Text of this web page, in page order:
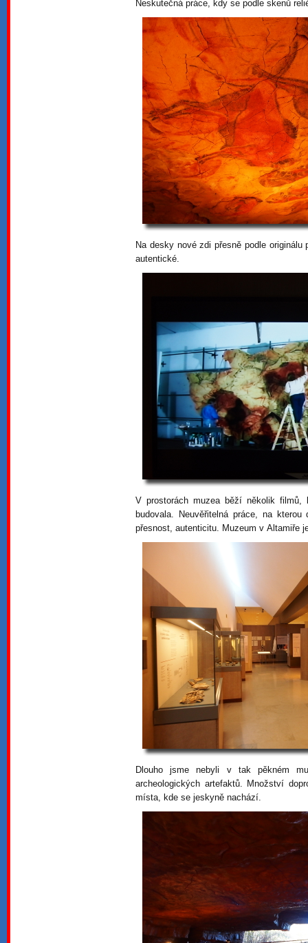
Neskutečná práce, kdy se podle skenů
Na desky nové zdi přesně podle
autentické.
V prostorách muzea běží několik
budovala. Neuvěřitelná práce, na
přesnost, autenticitu. Muzeum v Altamiře
Dlouho jsme nebyli v tak pěkném
archeologických artefaktů. Množství
místa, kde se jeskyně nachází.